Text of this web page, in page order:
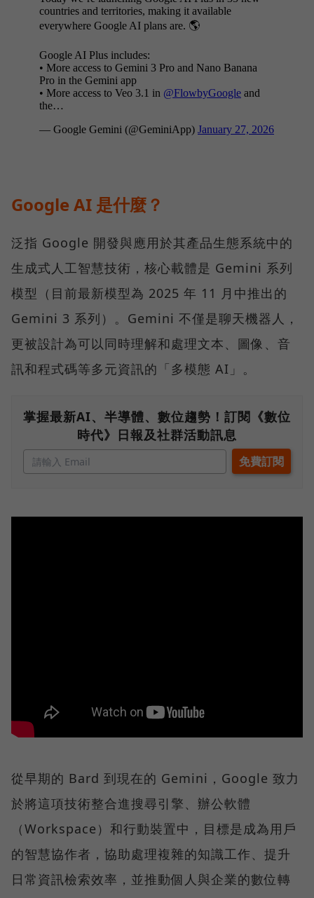
Google AI 是什麼？
泛指 Google 開發與應用於其產品生態系統中的
生成式人工智慧技術，核心載體是 Gemini 系列
模型（目前最新模型為 2025 年 11 月中推出的
Gemini 3 系列）。Gemini 不僅是聊天機器人，
更被設計為可以同時理解和處理文本、圖像、音
訊和程式碼等多元資訊的「多模態 AI」。
掌握最新AI、半導體、數位趨勢！訂閱《數位
時代》日報及社群活動訊息
從早期的 Bard 到現在的 Gemini，Google 致力
於將這項技術整合進搜尋引擎、辦公軟體
（Workspace）和行動裝置中，目標是成為用戶
的智慧協作者，協助處理複雜的知識工作、提升
日常資訊檢索效率，並推動個人與企業的數位轉